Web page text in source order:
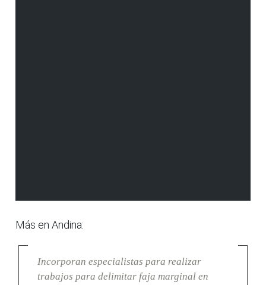
Más en Andina:
Incorporan especialistas para realizar
trabajos para delimitar faja marginal en